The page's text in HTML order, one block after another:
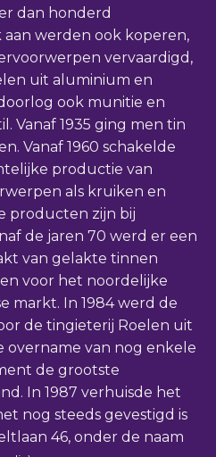
dan honderd
werden ook koperen,
vervaardigd,
uit aluminium en
ook munitie en
Vanaf 1935 ging men tin
Vanaf 1960 schakelde
productie van
als kruiken en
producten zijn bij
de jaren 70 werd er een
van gelakte tinnen
voor het noordelijke
markt. In 1984 werd de
de tingieterij Roelen uit
overname van nog enkele
de grootste
In 1987 verhuisde het
nog steeds gevestigd is
46, onder de naam